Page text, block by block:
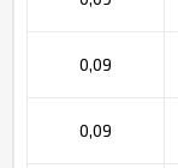
0,09
0,09